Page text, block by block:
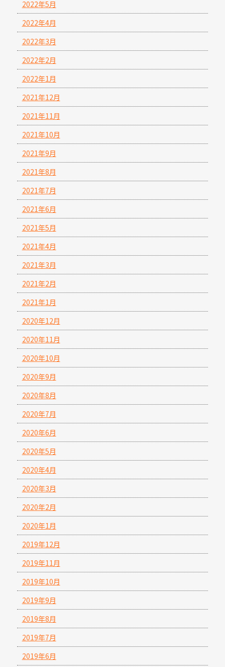
2022年5月
2022年4月
2022年3月
2022年2月
2022年1月
2021年12月
2021年11月
2021年10月
2021年9月
2021年8月
2021年7月
2021年6月
2021年5月
2021年4月
2021年3月
2021年2月
2021年1月
2020年12月
2020年11月
2020年10月
2020年9月
2020年8月
2020年7月
2020年6月
2020年5月
2020年4月
2020年3月
2020年2月
2020年1月
2019年12月
2019年11月
2019年10月
2019年9月
2019年8月
2019年7月
2019年6月